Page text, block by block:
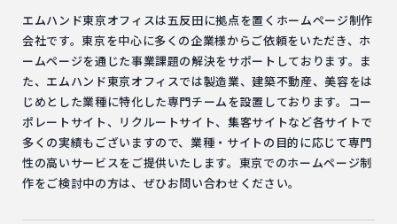
エムハンド東京オフィスは五反田に拠点を置くホームページ制作
会社です。東京を中心に多くの企業様からご依頼をいただき、ホ
ームページを通じた事業課題の解決をサポートしております。ま
た、エムハンド東京オフィスでは製造業、建築不動産、美容をは
じめとした業種に特化した専門チームを設置しております。コー
ポレートサイト、リクルートサイト、集客サイトなど各サイトで
多くの実績もございますので、業種・サイトの目的に応じて専門
性の高いサービスをご提供いたします。東京でのホームページ制
作をご検討中の方は、ぜひお問い合わせください。